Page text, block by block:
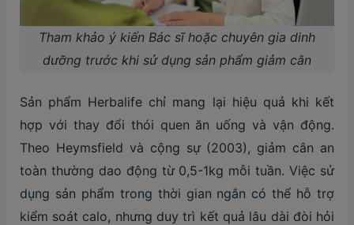
Tham khảo ý kiến Bác sĩ hoặc chuyên gia dinh
dưỡng trước khi sử dụng sản phẩm giảm cân
Sản phẩm Herbalife chỉ mang lại hiệu quả khi kết
hợp với thay đổi thói quen ăn uống và vận động.
Theo Heymsfield và cộng sự (2003), giảm cân an
toàn thường dao động từ 0,5-1kg mỗi tuần. Việc sử
dụng sản phẩm trong thời gian ngắn có thể hỗ trợ
kiểm soát calo, nhưng duy trì kết quả lâu dài đòi hỏi